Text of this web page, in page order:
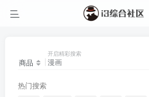
商品
开启精彩搜索
热门搜索